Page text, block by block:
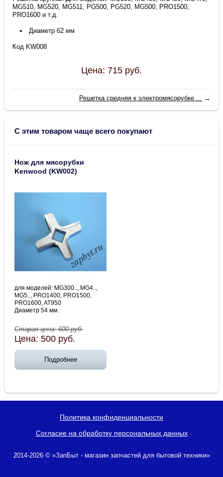
MG510, MG520, MG511, PG500, PG520, MG500, PRO1500,
PRO1600 и т.д.
Диаметр 62 мм
Код KW008
Цена: 715 руб.
Решетка средняя к электромясорубке ... →
С этим товаром чаще всего покупают
Нож для мясорубки
Kenwood (KW002)
для моделей: MG300.., MG4..,
MG5.., PRO1400, PRO1500,
PRO1600, AT950
Диаметр 54 мм.
Старая цена:600руб.
Цена:500 руб.
Подробнее
Политика конфиденциальности
Согласие на обработку персональных данных
2014-2026 © «ЗапБыт - магазин запчастей для бытовой техники»